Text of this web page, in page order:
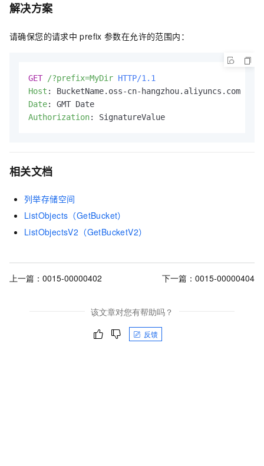
解决方案
请确保您的请求中 prefix 参数在允许的范围内：
GET /?prefix=MyDir HTTP/1.1
Host :
Date:
Authorization: SignatureValue
相关文档
列举存储空间
ListObjects（GetBucket）
ListObjectsV2（GetBucketV2）
上一篇： 0015-00000402 下一篇： 0015-00000404
该文章对您有帮助吗？
反馈